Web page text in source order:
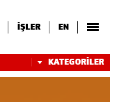
İŞLER EN
KATEGORİLER